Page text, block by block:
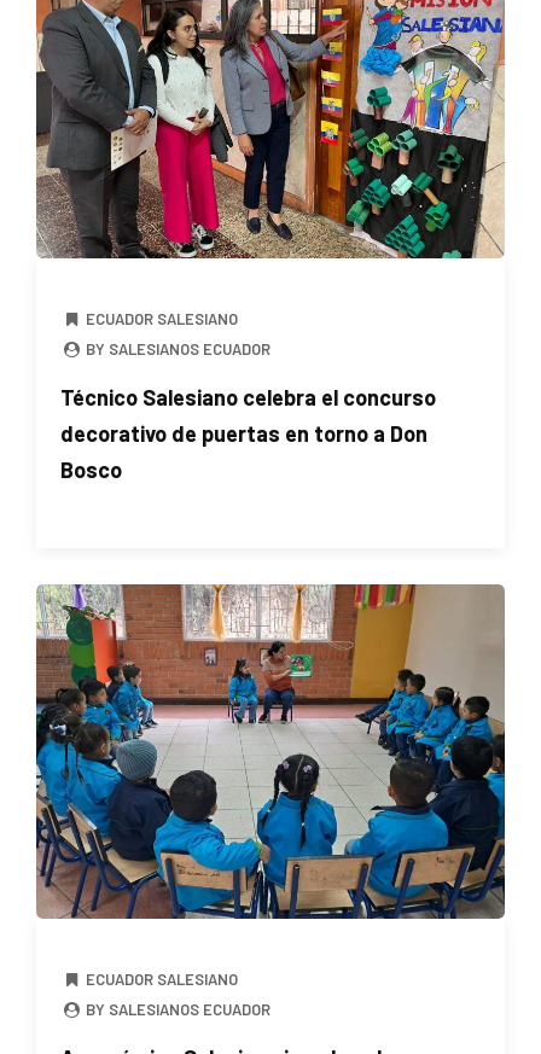
ECUADOR SALESIANO
BY SALESIANOS ECUADOR
Técnico Salesiano celebra el concurso
decorativo de puertas en torno a Don
Bosco
ECUADOR SALESIANO
BY SALESIANOS ECUADOR